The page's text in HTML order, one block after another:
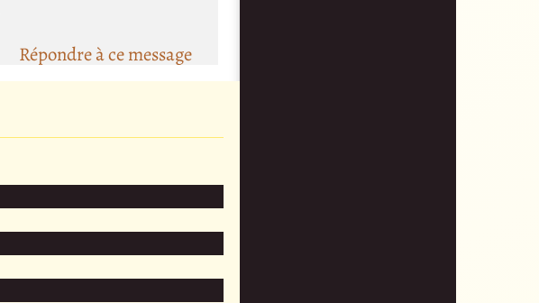
Répondre à ce message